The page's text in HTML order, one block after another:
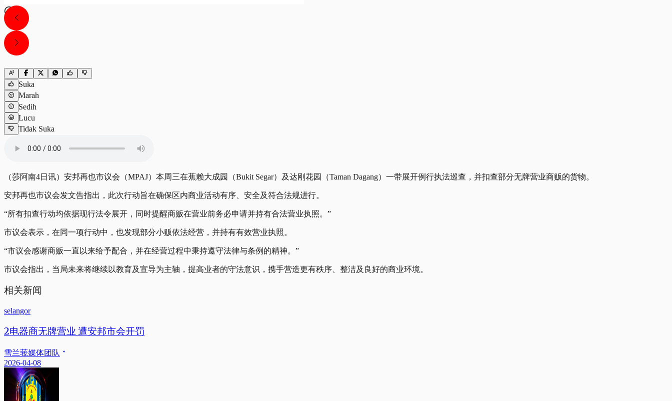
Suka
Marah
Sedih
Lucu
Tidak Suka
（莎阿南4日讯）安邦再也市议会（MPAJ）本周三在蕉赖大成园（Bukit Segar）及达刚花园（Taman Dagang）一带展开例行执法巡查，并扣查部分无牌营业商贩的货物。
安邦再也市议会发文告指出，此次行动旨在确保区内商业活动有序、安全及符合法规进行。
“所有扣查行动均依据现行法令展开，同时提醒商贩在营业前务必申请并持有合法营业执照。”
市议会表示，在同一项行动中，也发现部分小贩依法经营，并持有有效营业执照。
“市议会感谢商贩一直以来给予配合，并在经营过程中秉持遵守法律与条例的精神。”
市议会指出，当局未来将继续以教育及宣导为主轴，提高业者的守法意识，携手营造更有秩序、整洁及良好的商业环境。
相关新闻
selangor
2电器商无牌营业 遭安邦市会开罚
雪兰莪媒体团队
2026-04-08